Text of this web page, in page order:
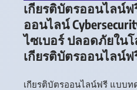
เกียรติบัตรออนไลน์
ออนไลน์
ไซเบอร์ ปลอดภัยใน
เกียรติบัตรออนไลน์ฟ
เกียรติบัตรออนไลน์ฟรี แบบ